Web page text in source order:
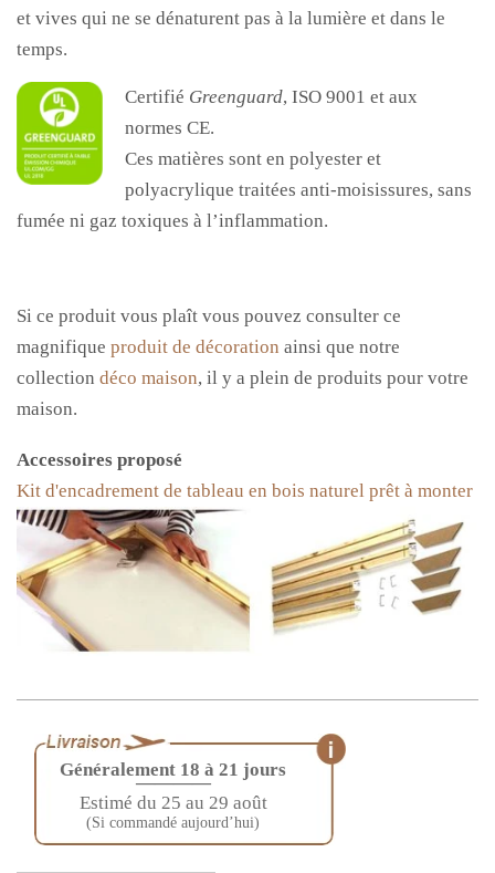
et vives qui ne se dénaturent pas à la lumière et dans le
temps.
Certifié Greenguard, ISO 9001 et aux
normes CE.
Ces matières sont en polyester et
polyacrylique traitées anti-moisissures, sans
fumée ni gaz toxiques à l’inflammation.
Si ce produit vous plaît vous pouvez consulter ce
magnifique produit de décoration ainsi que notre
collection déco maison, il y a plein de produits pour votre
maison.
Accessoires proposé
Kit d'encadrement de tableau en bois naturel prêt à monter
Généralement 18 à 21 jours
————
Estimé du 25 au 29 août
(Si commandé aujourd’hui)